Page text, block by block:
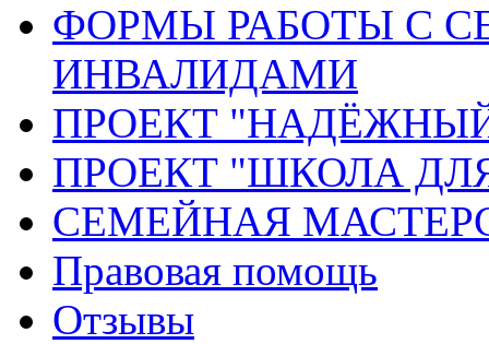
ФОРМЫ РАБОТЫ С
ИНВАЛИДАМИ
ПРОЕКТ
ПРОЕКТ "ШКОЛА
СЕМЕЙНАЯ
Правовая помощь
Отзывы